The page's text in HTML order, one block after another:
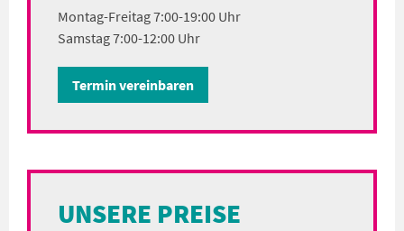
Montag-Freitag 7:00-19:00 Uhr
Samstag 7:00-12:00 Uhr
Termin vereinbaren
UNSERE PREISE